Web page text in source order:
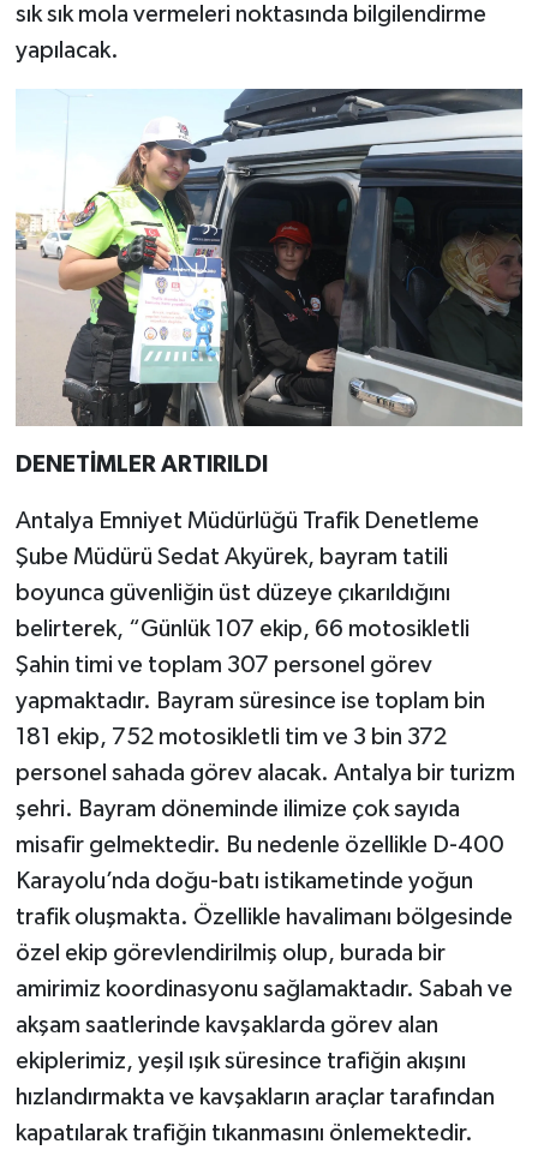
sık sık mola vermeleri noktasında bilgilendirme
yapılacak.
DENETİMLER ARTIRILDI
Antalya Emniyet Müdürlüğü Trafik Denetleme
Şube Müdürü Sedat Akyürek, bayram tatili
boyunca güvenliğin üst düzeye çıkarıldığını
belirterek, “Günlük 107 ekip, 66 motosikletli
Şahin timi ve toplam 307 personel görev
yapmaktadır. Bayram süresince ise toplam bin
181 ekip, 752 motosikletli tim ve 3 bin 372
personel sahada görev alacak. Antalya bir turizm
şehri. Bayram döneminde ilimize çok sayıda
misafir gelmektedir. Bu nedenle özellikle D-400
Karayolu’nda doğu-batı istikametinde yoğun
trafik oluşmakta. Özellikle havalimanı bölgesinde
özel ekip görevlendirilmiş olup, burada bir
amirimiz koordinasyonu sağlamaktadır. Sabah ve
akşam saatlerinde kavşaklarda görev alan
ekiplerimiz, yeşil ışık süresince trafiğin akışını
hızlandırmakta ve kavşakların araçlar tarafından
kapatılarak trafiğin tıkanmasını önlemektedir.